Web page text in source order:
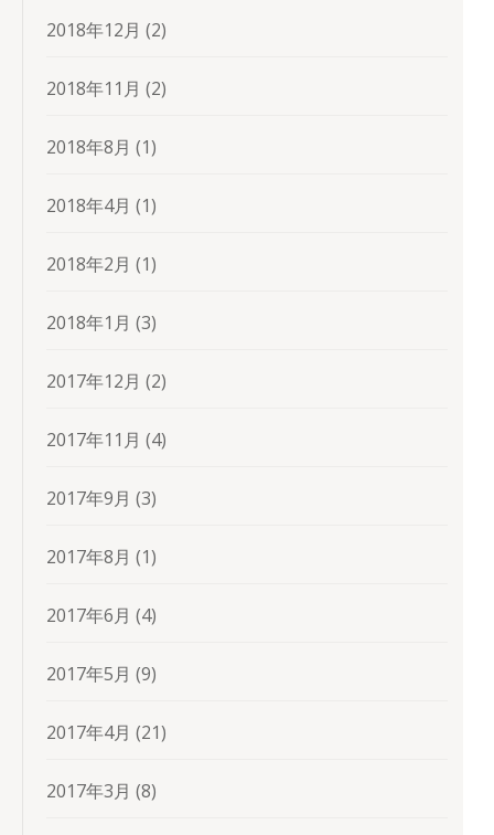
2018年12月 (2)
2018年11月 (2)
2018年8月 (1)
2018年4月 (1)
2018年2月 (1)
2018年1月 (3)
2017年12月 (2)
2017年11月 (4)
2017年9月 (3)
2017年8月 (1)
2017年6月 (4)
2017年5月 (9)
2017年4月 (21)
2017年3月 (8)